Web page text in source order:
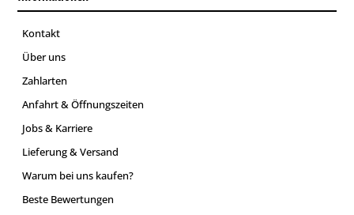
Kontakt
Über uns
Zahlarten
Anfahrt & Öffnungszeiten
Jobs & Karriere
Lieferung & Versand
Warum bei uns kaufen?
Beste Bewertungen